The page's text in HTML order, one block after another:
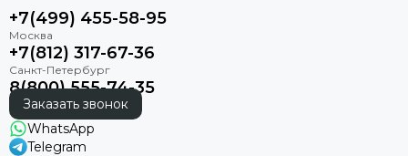
+7(499) 455-58-95
+7(812) 317-67-36
8(800) 555-74-35
Заказать звонок
WhatsApp
Telegram